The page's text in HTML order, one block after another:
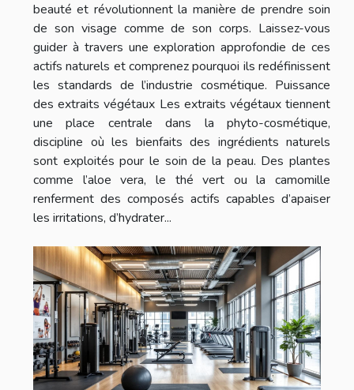
beauté et révolutionnent la manière de prendre soin
de son visage comme de son corps. Laissez-vous
guider à travers une exploration approfondie de ces
actifs naturels et comprenez pourquoi ils redéfinissent
les standards de l’industrie cosmétique. Puissance
des extraits végétaux Les extraits végétaux tiennent
une place centrale dans la phyto-cosmétique,
discipline où les bienfaits des ingrédients naturels
sont exploités pour le soin de la peau. Des plantes
comme l’aloe vera, le thé vert ou la camomille
renferment des composés actifs capables d’apaiser
les irritations, d’hydrater...